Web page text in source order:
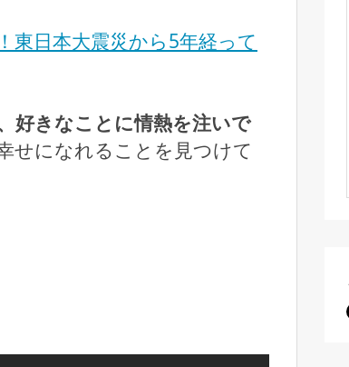
日本大震災から5年経って
好きなことに情熱を注いで
せになれることを見つけて